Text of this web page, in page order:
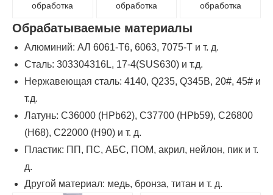
обработка
обработка
обработка
Обрабатываемые материалы
Алюминий: АЛ 6061-Т6, 6063, 7075-Т и т. д.
Сталь: 303304316L, 17-4(SUS630) и т.д.
Нержавеющая сталь: 4140, Q235, Q345B, 20#, 45# и
т.д.
Латунь: C36000 (HPb62), C37700 (HPb59), C26800
(H68), C22000 (H90) и т. д.
Пластик: ПП, ПС, АБС, ПОМ, акрил, нейлон, пик и т.
д.
Другой материал: медь, бронза, титан и т. д.